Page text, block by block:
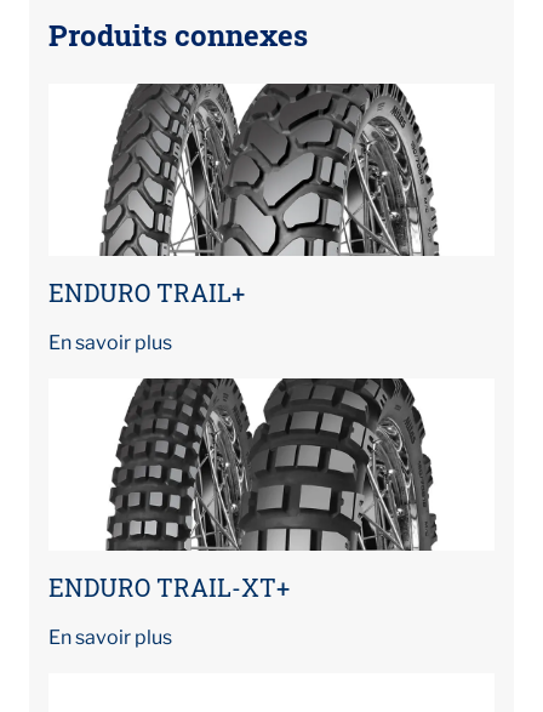
Produits connexes
ENDURO TRAIL+
En savoir plus
ENDURO TRAIL-XT+
En savoir plus